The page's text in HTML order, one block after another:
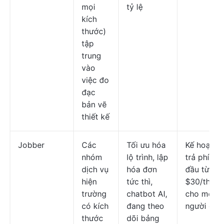
mọi
kích
thước)
tập
trung
vào
việc đo
đạc
bản vẽ
thiết kế
tỷ lệ
Jobber
Các
nhóm
dịch vụ
hiện
trường
có kích
thước
Tối ưu hóa
lộ trình, lập
hóa đơn
tức thì,
chatbot AI,
đang theo
dõi bảng
Kế hoạch
trả phí
đầu từ:
$30/
cho mỗi
người